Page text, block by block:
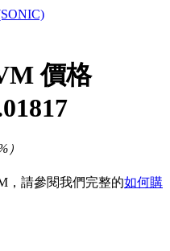
價格
）
，請參閱我們完整的如何購